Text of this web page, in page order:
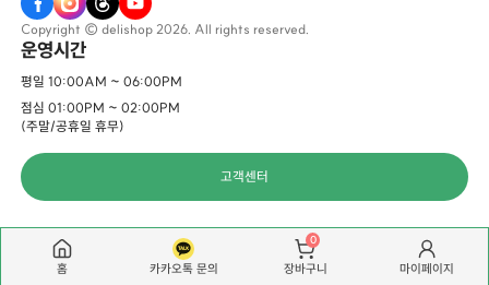
Copyright © delishop 2026. All rights reserved.
운영시간
평일 10:00AM ~ 06:00PM
점심 01:00PM ~ 02:00PM
(주말/공휴일 휴무)
고객센터
홈 카카오톡 문의
0
장바구니 마이페이지